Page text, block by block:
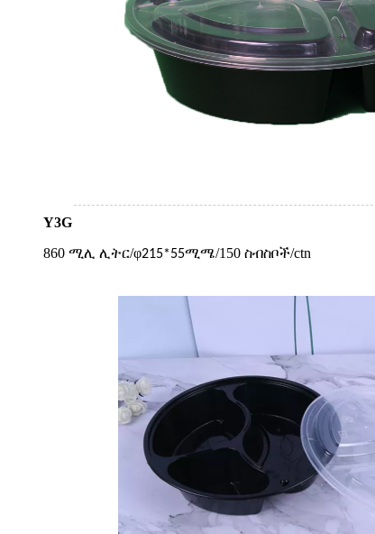
Y3G
860 ሚሊ ሊትር/φ215*55ሚሜ/150 ስብስቦች/ctn